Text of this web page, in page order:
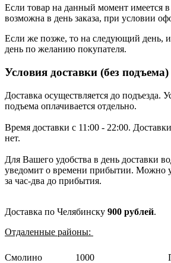
Если товар на данный момент имеется
возможна в день заказа, при условии
Если же позже, то на следующий день,
день по желанию покупателя.
Условия доставки (без подъема)
Доставка осуществляется до подъезда.
подъема оплачивается отдельно.
Время доставки с 11:00 - 22:00.
нет.
Для Вашего удобства в день доставки
уведомит о времени прибытии. Можно
за час-два до прибытия.
Доставка по Челябинску 900 рублей.
Отдаленные районы:
Смолино 1000